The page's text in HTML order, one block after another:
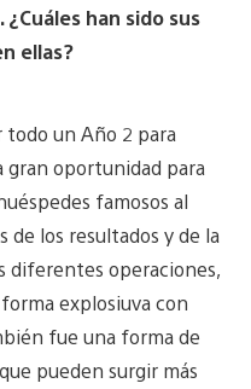
han sido sus
ellas?
todo un Año 2 para
gran oportunidad para
famosos al
de los resultados y de la
diferentes operaciones,
explosiuva con
fue una forma de
pueden surgir más